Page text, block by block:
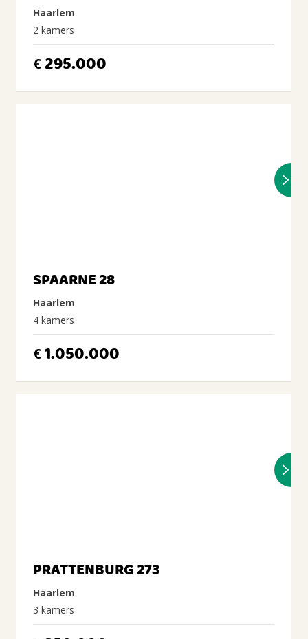
Haarlem
2 kamers
€295.000
SPAARNE 28
Haarlem
4 kamers
€1.050.000
PRATTENBURG 273
Haarlem
3 kamers